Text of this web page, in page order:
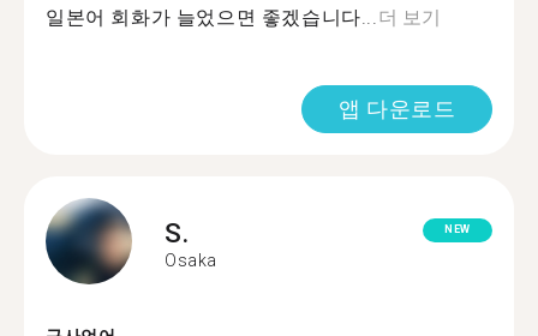
일본어 회화가 늘었으면 좋겠습니다...더 보기
앱 다운로드
S.
Osaka
NEW